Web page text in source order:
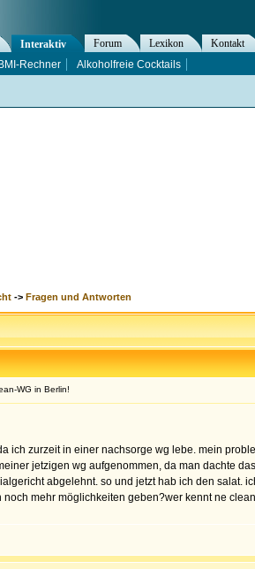
-> Fragen und Antworten
WG in Berlin!
ich zurzeit in einer nachsorge wg lebe. mein
jetzigen wg aufgenommen, da man dachte
abgelehnt. so und jetzt hab ich den salat.
mehr möglichkeiten geben?wer kennt ne
Interaktiv Forum Lexikon
Kontakt
BMI-Rechner Alkoholfreie Cocktails